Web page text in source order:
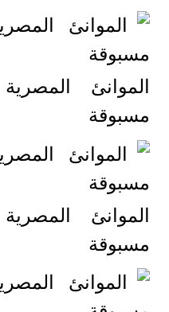
الموانئ
مسبوقة
الموانئ
مسبوقة